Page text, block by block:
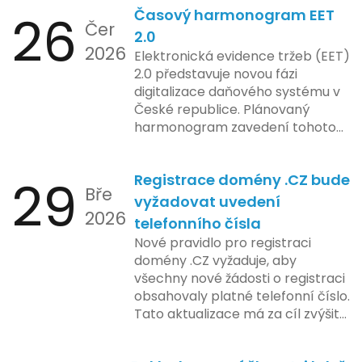
podniky s náročnými účetními
procesy.
26 Čer
2026
Časový harmonogram EET
2.0
Elektronická evidence tržeb (EET)
2.0 představuje novou fázi
digitalizace daňového systému v
České republice. Plánovaný
harmonogram zavedení tohoto
zahrnuje přípravu technické
platformy a legislativních změn,
které by měly být předloženy do
konce tohoto roku. Očekává se,
že tato fáze umožní adaptaci
systémů a rozšíření podpory pro
podnikatele, přičemž všechny
potřebné technologie by měly
být dostupné k testování v rámci
plánovaná na první pololetí
29 Bře
2026
Registrace domény .CZ bude
vyžadovat uvedení
telefonního čísla
Nové pravidlo pro registraci
domény .CZ vyžaduje, aby
všechny nové žádosti o registraci
obsahovaly platné telefonní číslo.
Tato aktualizace má za cíl zvýšit